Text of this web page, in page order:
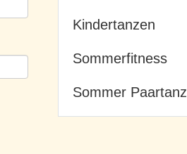
Kindertanzen
Sommerfitness
Sommer Paartanz